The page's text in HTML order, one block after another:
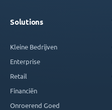
Solutions
Kleine Bedrijven
Enterprise
Retail
Financiën
Onroerend Goed